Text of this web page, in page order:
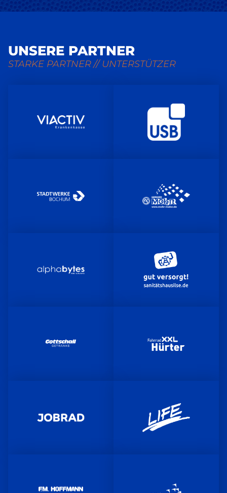
UNSERE PARTNER
STARKE PARTNER // UNTERSTÜTZER